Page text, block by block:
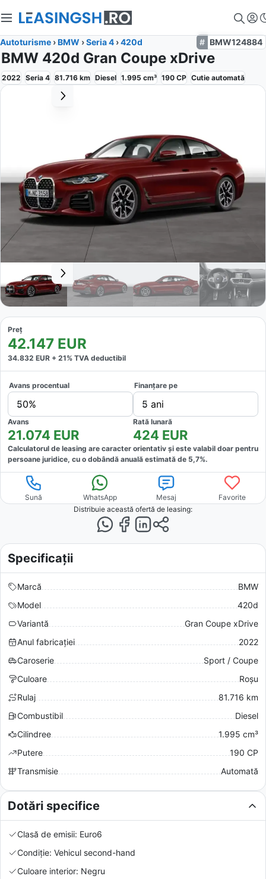
Autoturisme ›BMW ›Seria 4 ›420d BMW124884
BMW 420d Gran Coupe xDrive
2022 Seria 4 81.716 km Diesel 1.995 cm³ 190 CP Cutie automată
Preț
42.147 EUR
34.832 EUR + 21% TVA deductibil
Avans procentual
50%
Finanțare pe
5 ani
Avans
21.074 EUR
Rată lunară
424 EUR
Calculatorul de leasing are caracter orientativ și este valabil doar pentru
persoane juridice, cu o dobândă anuală estimată de 5,7%.
Sună WhatsApp Mesaj
Favorite
Distribuie această ofertă de leasing:
Specificații
Marcă
BMW
Model
420d
Variantă
Gran Coupe xDrive
Anul fabricației
2022
Caroserie
Sport / Coupe
Culoare
Roșu
Rulaj
81.716 km
Combustibil
Diesel
Cilindree
1.995 cm³
Putere
190 CP
Transmisie
Automată
Dotări specifice
Clasă de emisii: Euro6
Condiție: Vehicul second-hand
Culoare interior: Negru